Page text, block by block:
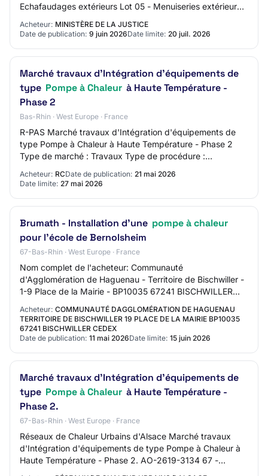
Echafaudages extérieurs Lot 05 - Menuiseries extérieures
- Occultations Lot 06 - Cloisons…
Acheteur: MINISTÈRE DE LA JUSTICE
Date de publication: 9 juin 2026Date limite: 20 juil. 2026
Marché travaux d'Intégration d'équipements de
type Pompe à Chaleur à Haute Température -
Phase 2
Bas-Rhin · West Europe · France
R-PAS Marché travaux d'Intégration d'équipements de
type Pompe à Chaleur à Haute Température - Phase 2
Type de marché : Travaux Type de procédure :
Acheteur: RCDate de publication: 21 mai 2026
Date limite: 27 mai 2026
Brumath - Installation d'une pompe à chaleur
pour l'école de Bernolsheim
67-Bas-Rhin · West Europe · France
Nom complet de l'acheteur: Communauté
d'Agglomération de Haguenau - Territoire de Bischwiller -
1-9 Place de la Mairie - BP10035 67241 BISCHWILLER
CEDEX Adresse: BRUMATH Section 2 - Communication
Nom…
Acheteur: COMMUNAUTÉ DAGGLOMÉRATION DE HAGUENAU
TERRITOIRE DE BISCHWILLER 19 PLACE DE LA MAIRIE BP10035
67241 BISCHWILLER CEDEX
Date de publication: 11 mai 2026Date limite: 15 juin 2026
Marché travaux d'Intégration d'équipements de
type Pompe à Chaleur à Haute Température -
Phase 2.
67-Bas-Rhin · West Europe · France
Réseaux de Chaleur Urbains d'Alsace Marché travaux
d'Intégration d'équipements de type Pompe à Chaleur à
Haute Température - Phase 2. AO-2619-3134 67 -
STRASBOURG Travaux de bâtiment Procédure adapté…